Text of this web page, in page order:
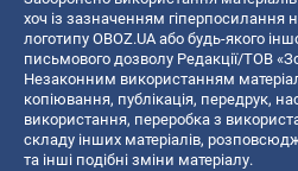
хоч із зазначенням гіперпосилання
логотипу OBOZ.UA або будь-якого
письмового дозволу Редакції/ТОВ
Незаконним використанням
копiювання, публiкацiя, передрук,
використання, переробка з
складу інших матеріалів,
та інші подібні зміни матеріалу.